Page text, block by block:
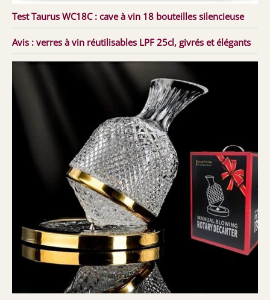
Test Taurus WC18C : cave à vin 18 bouteilles silencieuse
Avis : verres à vin réutilisables LPF 25cl, givrés et élégants